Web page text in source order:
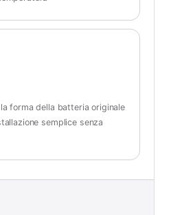
forma della batteria originale
semplice senza